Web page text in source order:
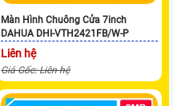
Màn Hình Chuông Cửa 7inch
DAHUA DHI-VTH2421FB/W-P
Liên hệ
Giá Gốc: Liên hệ